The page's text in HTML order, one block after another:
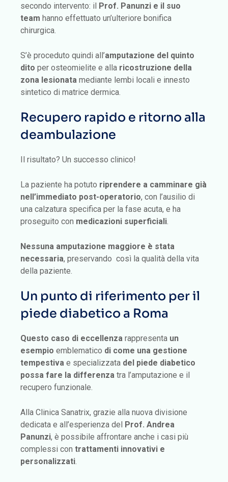
secondo intervento: il Prof. Panunzi e il suo
team hanno effettuato un’ulteriore bonifica
chirurgica.
S’è proceduto quindi all’amputazione del quinto
dito per osteomielite e alla ricostruzione della
zona lesionata mediante lembi locali e innesto
sintetico di matrice dermica.
Recupero rapido e ritorno alla
deambulazione
Il risultato? Un successo clinico!
La paziente ha potuto riprendere a camminare già
nell’immediato post-operatorio, con l’ausilio di
una calzatura specifica per la fase acuta, e ha
proseguito con medicazioni superficiali
Nessuna amputazione maggiore è stata
necessaria, preservando così la qualità della vita
della paziente.
Un punto di riferimento per il
piede diabetico a Roma
Questo caso di eccellenza rappresenta un
esempio emblematico di come una gestione
tempestiva e specializzata del piede diabetico
possa fare la differenza tra l’amputazione e il
recupero funzionale.
Alla Clinica Sanatrix, grazie alla nuova divisione
dedicata e all’esperienza del Prof. Andrea
Panunzi, è possibile affrontare anche i casi più
complessi con trattamenti innovativi e
personalizzati